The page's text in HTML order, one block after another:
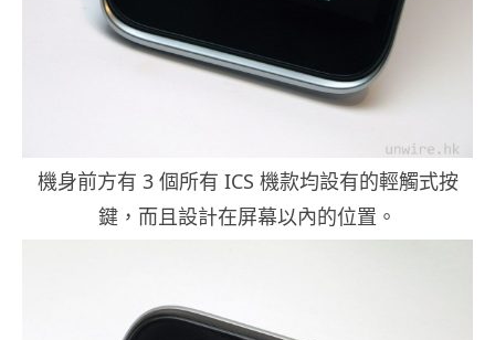
機身前方有 3 個所有 ICS 機款均設有的輕觸式按
鍵，而且設計在屏幕以內的位置。